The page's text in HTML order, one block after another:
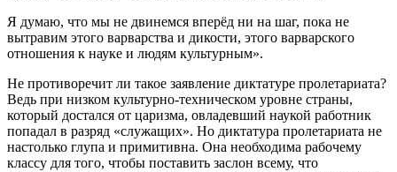
Я думаю, что мы не двинемся вперёд ни на шаг, пока не
вытравим этого варварства и дикости, этого варварского
отношения к науке и людям культурным».
Не противоречит ли такое заявление диктатуре пролетариата?
Ведь при низком культурно-техническом уровне страны,
который достался от царизма, овладевший наукой работник
попадал в разряд «служащих». Но диктатура пролетариата не
настолько глупа и примитивна. Она необходима рабочему
классу для того, чтобы поставить заслон всему, что